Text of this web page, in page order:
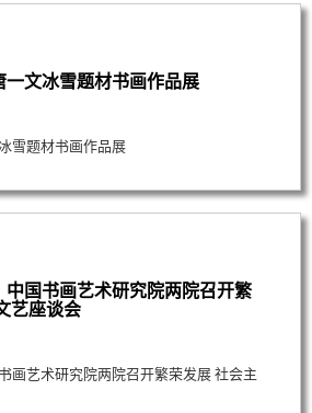
一文冰雪题材书画作品展
雪题材书画作品展
中国书画艺术研究院两院召开繁
艺座谈会
画艺术研究院两院召开繁荣发展 社会主